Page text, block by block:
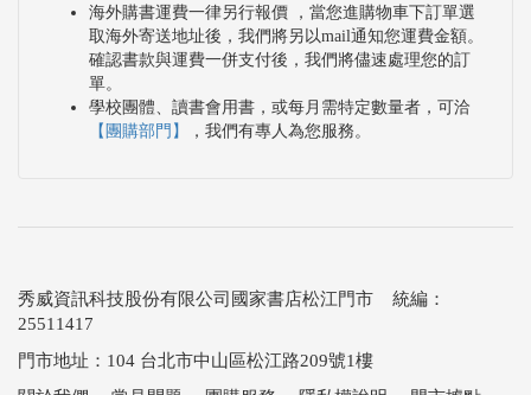
海外購書運費一律另行報價 ，當您進購物車下訂單選
取海外寄送地址後，我們將另以mail通知您運費金額。
確認書款與運費一併支付後，我們將儘速處理您的訂
單。
學校團體、讀書會用書，或每月需特定數量者，可洽
【團購部門】
，我們有專人為您服務。
秀威資訊科技股份有限公司國家書店松江門市 統編：
25511417
門市地址：104 台北市中山區松江路209號1樓